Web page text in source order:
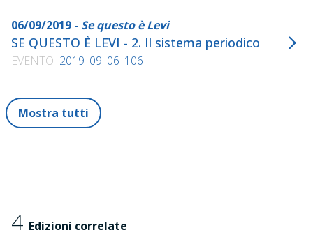
06/09/2019 - Se questo è Levi
SE QUESTO È LEVI - 2. Il sistema periodico
EVENTO 2019_09_06_106
Mostra tutti
4 Edizioni correlate